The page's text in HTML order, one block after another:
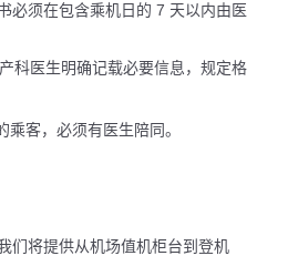
必须在包含乘机日的 7 天以内由医
科医生明确记载必要信息，规定格
客，必须有医生陪同。
们将提供从机场值机柜台到登机